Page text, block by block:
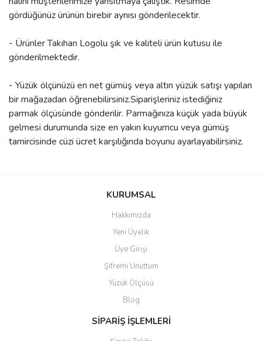
gördüğünüz ürünün birebir aynısı gönderilecektir.
- Ürünler Takıhan Logolu şık ve kaliteli ürün kutusu ile
gönderilmektedir.
- Yüzük ölçünüzü en net gümüş veya altın yüzük satışı yapılan
bir mağazadan öğrenebilirsiniz.Siparişleriniz istediğiniz
parmak ölçüsünde gönderilir. Parmağınıza küçük yada büyük
gelmesi durumunda size en yakın kuyumcu veya gümüş
tamircisinde cüzi ücret karşılığında boyunu ayarlayabilirsiniz.
Bu ürüne ilk yorumu siz yapın!
Yorum Yaz
Ürün resmi kalitesiz, bozuk veya görüntülenemiyor.
Ürün açıklamasında eksik bilgiler bulunuyor.
Ürün bilgilerinde hatalar bulunuyor.
Ürün fiyatı diğer sitelerden daha pahalı.
Bu ürüne benzer farklı alternatifler olmalı.
KURUMSAL
Hakkımızda
Yeni Üyelik
Üye Girişi
Şifremi Unuttum
Yüzük Ölçüsü
Blog
SİPARİŞ İŞLEMLERİ